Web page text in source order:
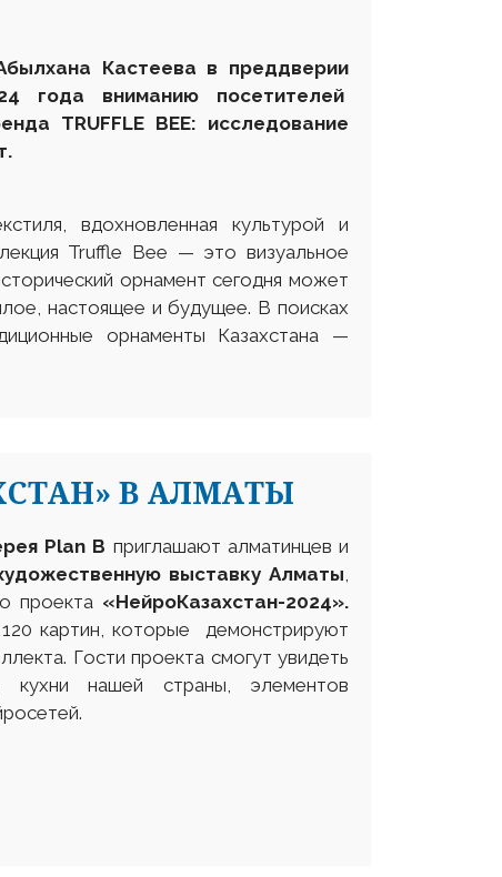
Кастеева в преддверии
года вниманию посетителей
TRUFFLE BEE: исследование
вдохновленная культурой и
Truffle Bee — это визуальное
орнамент сегодня может
настоящее и будущее. В поисках
орнаменты Казахстана —
В АЛМАТЫ
Plan B приглашают алматинцев и
выставку Алматы,
проекта «НейроКазахстан-2024».
картин, которые демонстрируют
Гости проекта смогут увидеть
кухни нашей страны, элементов